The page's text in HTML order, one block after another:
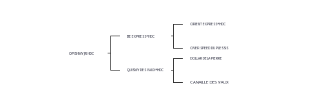
OPISHMY JR HDC
BE EXPRESS*HDC
ORIENT EXPRESS*HDC
OVER SPEED DU PLESSIS
DOLLAR DELA PIERRE
CANAILLE DES VAUX
QUISMY DES VAUX*HDC